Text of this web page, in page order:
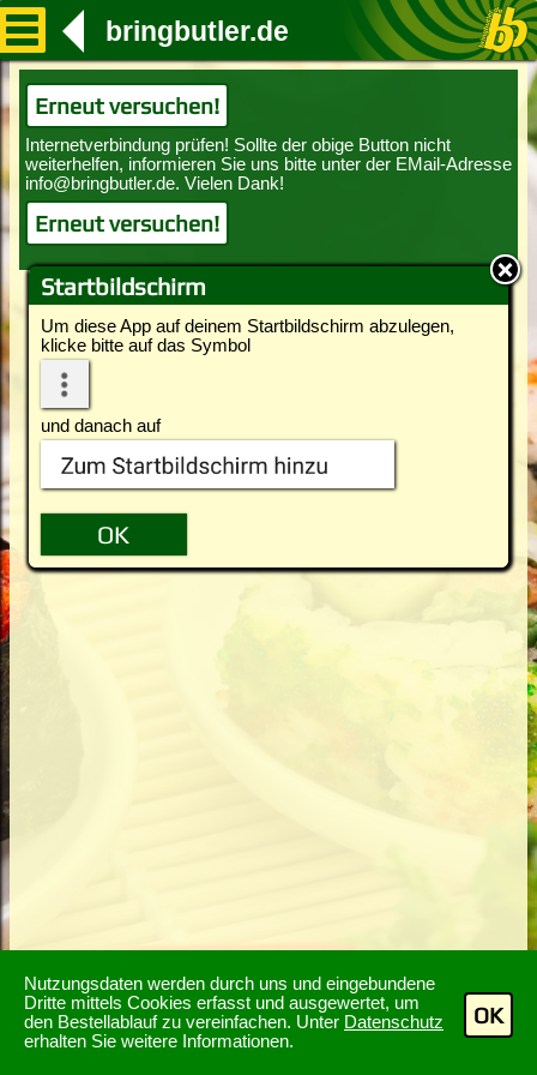
Nutzungsdaten werden durch uns und eingebundene
Dritte mittels Cookies erfasst und ausgewertet, um
den Bestellablauf zu vereinfachen. Unter Datenschutz
erhalten Sie weitere Informationen.
OK
Startbildschirm
Um diese App auf deinem Startbildschirm abzulegen,
klicke bitte auf das Symbol
und danach auf
bringbutler.de
Erneut versuchen!
Erneut versuchen!